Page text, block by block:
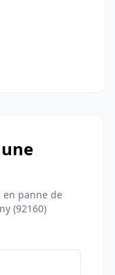
en panne de
(92160)